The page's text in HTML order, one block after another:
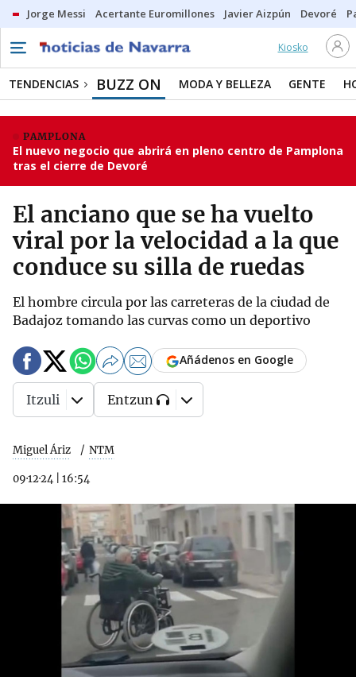
Jorge Messi Acertante Euromillones Javier Aizpún Devoré
Kiosko
TENDENCIAS BUZZ ON MODA Y BELLEZA GENTE
PAMPLONA
El nuevo negocio que abrirá en pleno centro de Pamplona
tras el cierre de Devoré
El anciano que se ha vuelto
viral por la velocidad a la que
conduce su silla de ruedas
El hombre circula por las carreteras de la ciudad de
Badajoz tomando las curvas como un deportivo
Miguel Áriz NTM
09·12·24 16:54
Añádenos en Google
Itzuli Entzun